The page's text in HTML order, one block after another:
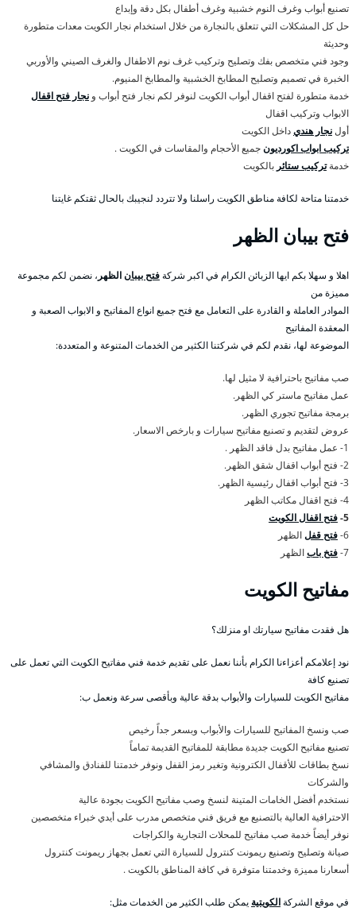
تصنيع أبواب وغرف النوم خشبية وغرف أطفال بكل دقة وإبداع
حل كل المشكلات التي تتعلق بالنجارة من خلال استخدام نجار الكويت معدات متطورة
وحديثة
وجود فني متخصص بفك وتصليح وتركيب غرف نوم الاطفال والغرف الصيني والأوربي
الخبرة في تصميم وتصليح المطابخ الخشبية والمطابخ المنيوم.
خدمة متطورة لفتح اقفال أبواب الكويت لنوفر لكم نجار فتح أبواب و نجار فتح اقفال
الابواب وتركيب اقفال
أولنجار هنديداخل الكويت
تركيب ابواب اكورديونجميع الأحجام والمقاسات في الكويت .
خدمةتركيب ستائر بالكويت
خدمتنا متاحة لكافة مناطق الكويت راسلنا ولا تتردد لنجيبك بالحال ثقتكم غايتنا
فتح بيبان الظهر
اهلا و سهلا بكم ايها الزبائن الكرام في اكبر شركةفتح بيبانالظهر ، نضمن لكم مجموعة
مميزة من
الموادر العاملة و القادرة على التعامل مع فتح جميع انواع المفاتيح و الابواب الصعبة و
المعقدة المفاتيح
الموضوعة لها، نقدم لكم في شركتنا الكثير من الخدمات المتنوعة و المتعددة:
صب مفاتيح باحترافية لا مثيل لها.
عمل مفاتيح ماستر كي الظهر.
برمجة مفاتيح تجوري الظهر.
عروض لتقديم و تصنيع مفاتيح سيارات و بارخص الاسعار.
1- عمل مفاتيح بدل فاقد الظهر .
2- فتح أبواب اقفال شقق الظهر.
3- فتح أبواب اقفال رئيسية الظهر.
4- فتح اقفال مكاتب الظهر
5- فتح اقفال الكويت
6- فتح قفلالظهر
7- فتخ بابالظهر
مفاتيح الكويت
هل فقدت مفاتيح سيارتك او منزلك؟
نود إعلامكم أعزاءنا الكرام بأننا نعمل على تقديم خدمة فني مفاتيح الكويت التي تعمل على
تصنيع كافة
مفاتيح الكويت للسيارات والأبواب بدقة عالية وبأقصى سرعة ونعمل ب:
صب ونسخ المفاتيح للسيارات والأبواب وبسعر جداً رخيص
تصنيع مفاتيح الكويت جديدة مطابقة للمفاتيح القديمة تماماً
نسخ بطاقات للأقفال الكترونية وتغير رمز القفل ونوفر خدمتنا للفنادق والمشافي
والشركات
نستخدم أفضل الخامات المتينة لنسخ وصب مفاتيح الكويت بجودة عالية
الاحترافية العالية بالتصنيع مع فريق فني متخصص مدرب على أيدي خبراء متخصصين
نوفر أيضاً خدمة صب مفاتيح للمحلات التجارية والكراجات
صيانة وتصليح وتصنيع ريمونت كنترول للسيارة التي تعمل بجهاز ريمونت كنترول
أسعارنا مميزة وخدمتنا متوفرة في كافة المناطق بالكويت .
في موقع الشركةالكويتية يمكن طلب الكثير من الخدمات مثل: